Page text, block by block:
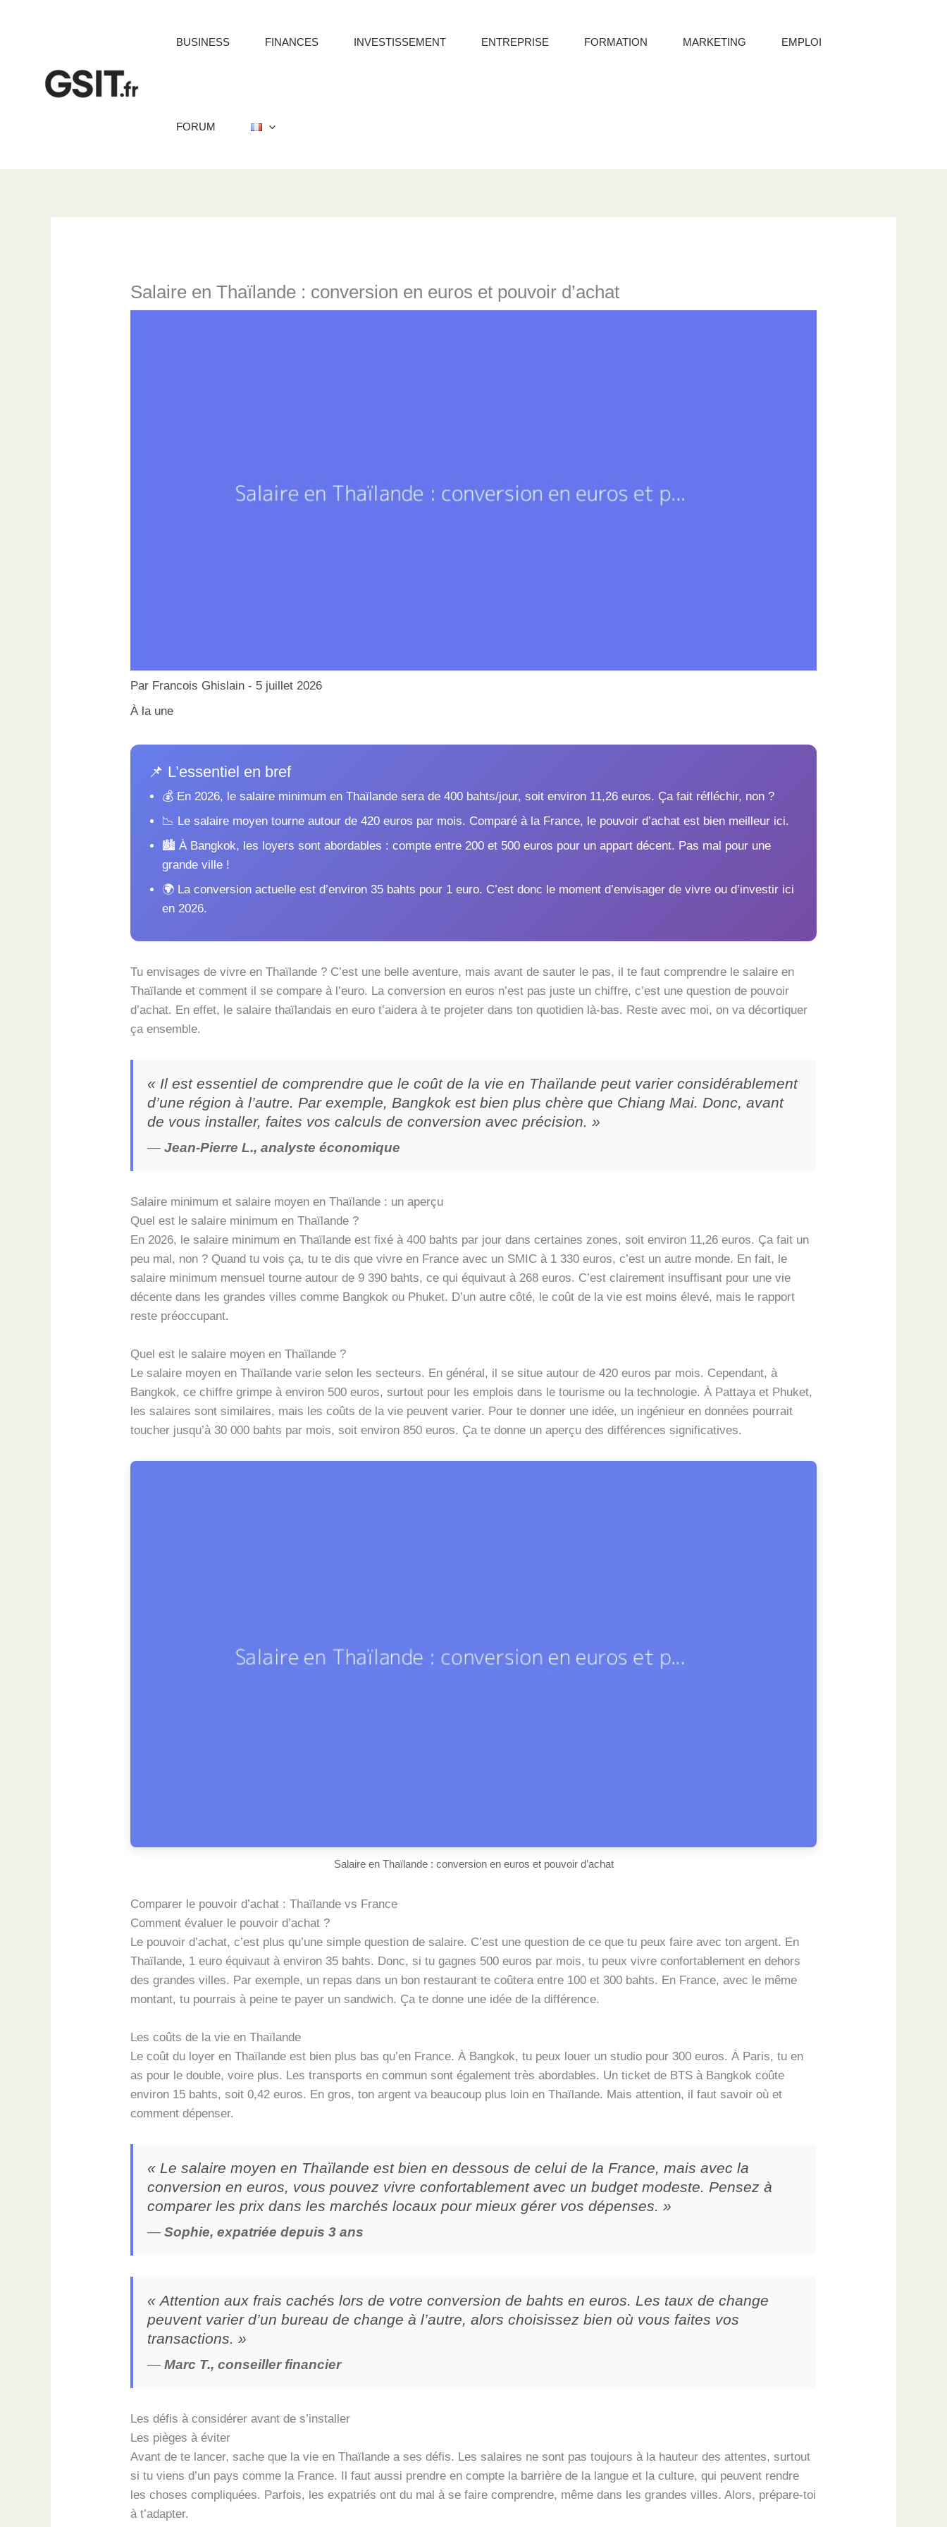
BUSINESS FINANCES INVESTISSEMENT ENTREPRISE FORMATION MARKETING EMPLOI
FORUM
Salaire en Thaïlande : conversion en euros et pouvoir d’achat
Par Francois Ghislain- 5 juillet 2026
À la une
📌 L’essentiel en bref
💰 En 2026, le salaire minimum en Thaïlande sera de 400 bahts/jour, soit environ 11,26 euros. Ça fait réfléchir, non ?
📉 Le salaire moyen tourne autour de 420 euros par mois. Comparé à la France, le pouvoir d’achat est bien meilleur ici.
🏙️ À Bangkok, les loyers sont abordables : compte entre 200 et 500 euros pour un appart décent. Pas mal pour une
grande ville !
🌍 La conversion actuelle est d’environ 35 bahts pour 1 euro. C’est donc le moment d’envisager de vivre ou d’investir ici
en 2026.
Tu envisages de vivre en Thaïlande ? C’est une belle aventure, mais avant de sauter le pas, il te faut comprendre le salaire en
Thaïlande et comment il se compare à l’euro. La conversion en euros n’est pas juste un chiffre, c’est une question de pouvoir
d’achat. En effet, le salaire thaïlandais en euro t’aidera à te projeter dans ton quotidien là-bas. Reste avec moi, on va décortiquer
ça ensemble.
« Il est essentiel de comprendre que le coût de la vie en Thaïlande peut varier considérablement
d’une région à l’autre. Par exemple, Bangkok est bien plus chère que Chiang Mai. Donc, avant
de vous installer, faites vos calculs de conversion avec précision. »
—Jean-Pierre L., analyste économique
Salaire minimum et salaire moyen en Thaïlande : un aperçu
Quel est le salaire minimum en Thaïlande ?
En 2026, le salaire minimum en Thaïlande est fixé à 400 bahts par jour dans certaines zones, soit environ 11,26 euros. Ça fait un
peu mal, non ? Quand tu vois ça, tu te dis que vivre en France avec un SMIC à 1 330 euros, c’est un autre monde. En fait, le
salaire minimum mensuel tourne autour de 9 390 bahts, ce qui équivaut à 268 euros. C’est clairement insuffisant pour une vie
décente dans les grandes villes comme Bangkok ou Phuket. D’un autre côté, le coût de la vie est moins élevé, mais le rapport
reste préoccupant.
Quel est le salaire moyen en Thaïlande ?
Le salaire moyen en Thaïlande varie selon les secteurs. En général, il se situe autour de 420 euros par mois. Cependant, à
Bangkok, ce chiffre grimpe à environ 500 euros, surtout pour les emplois dans le tourisme ou la technologie. À Pattaya et Phuket,
les salaires sont similaires, mais les coûts de la vie peuvent varier. Pour te donner une idée, un ingénieur en données pourrait
toucher jusqu’à 30 000 bahts par mois, soit environ 850 euros. Ça te donne un aperçu des différences significatives.
Salaire en Thaïlande : conversion en euros et pouvoir d’achat
Comparer le pouvoir d’achat : Thaïlande vs France
Comment évaluer le pouvoir d’achat ?
Le pouvoir d’achat, c’est plus qu’une simple question de salaire. C’est une question de ce que tu peux faire avec ton argent. En
Thaïlande, 1 euro équivaut à environ 35 bahts. Donc, si tu gagnes 500 euros par mois, tu peux vivre confortablement en dehors
des grandes villes. Par exemple, un repas dans un bon restaurant te coûtera entre 100 et 300 bahts. En France, avec le même
montant, tu pourrais à peine te payer un sandwich. Ça te donne une idée de la différence.
Les coûts de la vie en Thaïlande
Le coût du loyer en Thaïlande est bien plus bas qu’en France. À Bangkok, tu peux louer un studio pour 300 euros. À Paris, tu en
as pour le double, voire plus. Les transports en commun sont également très abordables. Un ticket de BTS à Bangkok coûte
environ 15 bahts, soit 0,42 euros. En gros, ton argent va beaucoup plus loin en Thaïlande. Mais attention, il faut savoir où et
comment dépenser.
« Le salaire moyen en Thaïlande est bien en dessous de celui de la France, mais avec la
conversion en euros, vous pouvez vivre confortablement avec un budget modeste. Pensez à
comparer les prix dans les marchés locaux pour mieux gérer vos dépenses. »
—Sophie, expatriée depuis 3 ans
« Attention aux frais cachés lors de votre conversion de bahts en euros. Les taux de change
peuvent varier d’un bureau de change à l’autre, alors choisissez bien où vous faites vos
transactions. »
—Marc T., conseiller financier
Les défis à considérer avant de s’installer
Les pièges à éviter
Avant de te lancer, sache que la vie en Thaïlande a ses défis. Les salaires ne sont pas toujours à la hauteur des attentes, surtout
si tu viens d’un pays comme la France. Il faut aussi prendre en compte la barrière de la langue et la culture, qui peuvent rendre
les choses compliquées. Parfois, les expatriés ont du mal à se faire comprendre, même dans les grandes villes. Alors, prépare-toi
à t’adapter.